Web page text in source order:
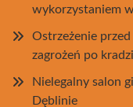
wykorzystaniem
Ostrzeżenie
zagrożeń po
Nielegalny salon
Dęblinie